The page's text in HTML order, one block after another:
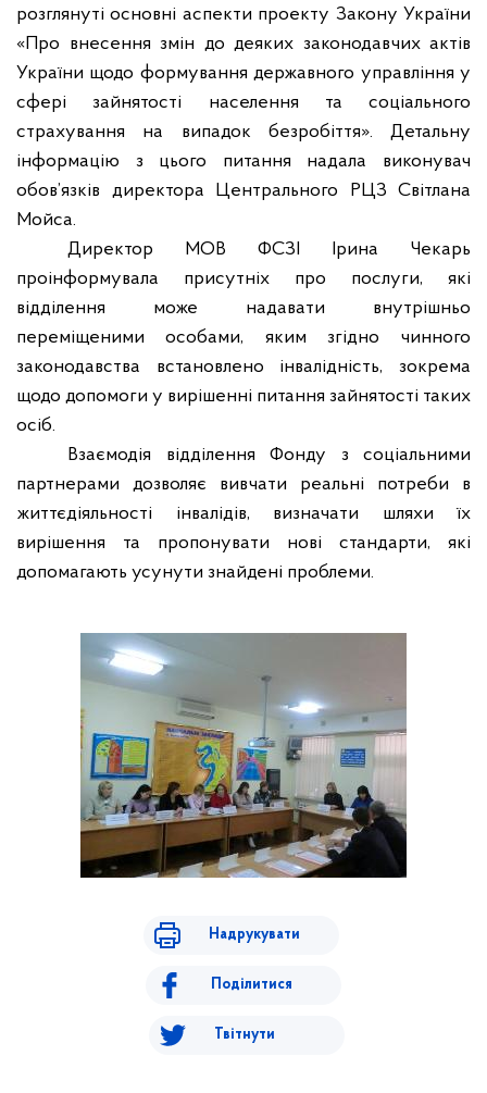
розглянуті основні аспекти проекту Закону України
«Про внесення змін до деяких законодавчих актів
України щодо формування державного управління у
сфері зайнятості населення та соціального
страхування на випадок безробіття». Детальну
інформацію з цього питання надала виконувач
обов’язків директора Центрального РЦЗ Світлана
Мойса.
Директор МОВ ФСЗІ Ірина Чекарь
проінформувала присутніх про послуги, які
відділення може надавати внутрішньо
переміщеними особами, яким згідно чинного
законодавства встановлено інвалідність, зокрема
щодо допомоги у вирішенні питання зайнятості таких
осіб.
Взаємодія відділення Фонду з соціальними
партнерами дозволяє вивчати реальні потреби в
життєдіяльності інвалідів, визначати шляхи їх
вирішення та пропонувати нові стандарти, які
допомагають усунути знайдені проблеми.
Надрукувати
Поділитися
Твітнути